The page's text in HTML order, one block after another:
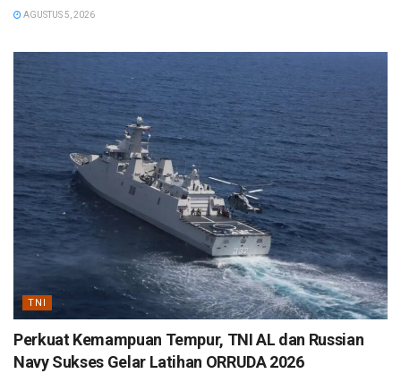
AGUSTUS 5, 2026
TNI
Perkuat Kemampuan Tempur, TNI AL dan Russian
Navy Sukses Gelar Latihan ORRUDA 2026